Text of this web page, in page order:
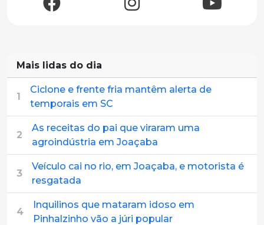
Mais lidas do dia
1
Ciclone e frente fria mantêm alerta de
temporais em SC
2
As receitas do pai que viraram uma
agroindústria em Joaçaba
3
Veículo cai no rio, em Joaçaba, e motorista é
resgatada
4
Inquilinos que mataram idoso em
Pinhalzinho vão a júri popular